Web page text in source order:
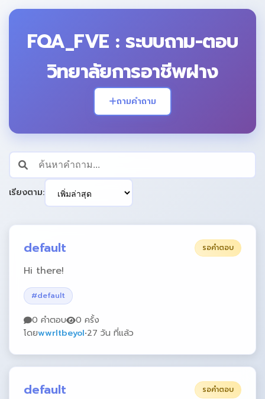
FQA_FVE : ระบบถาม-ตอบ
วิทยาลัยการอาชีพฝาง
ถามคำถาม
เรียงตาม:
default รอคำตอบ
Hi there!
#default
0 คำตอบ
0 ครั้ง
โดยwwrltbeyol•27 วัน ที่แล้ว
default รอคำตอบ